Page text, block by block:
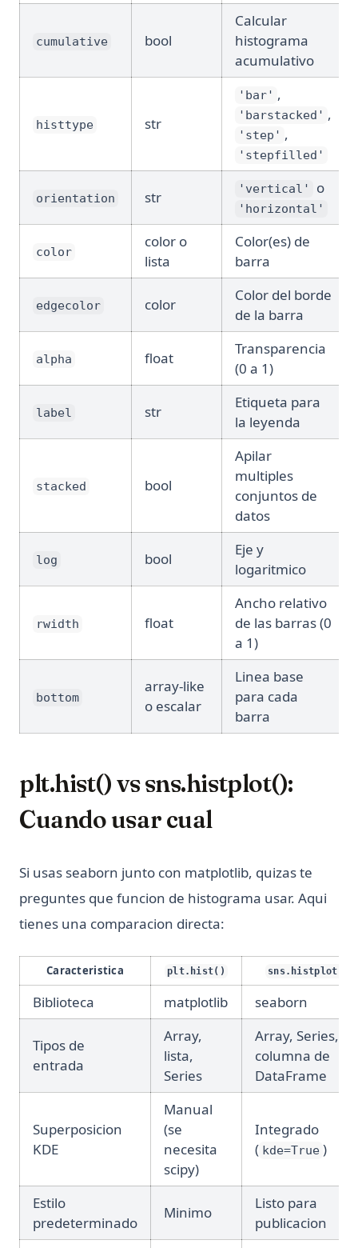
cumulative bool
Calcular
histograma
acumulativo
histtype str
'bar' ,
'barstacked' ,
'step' ,
'stepfilled'
orientation str 'vertical' o
'horizontal'
color
color o
lista
Color(es) de
barra
edgecolor color
Color del borde
de la barra
alpha float
Transparencia
(0 a 1)
label str
Etiqueta para
la leyenda
stacked bool
Apilar
multiples
conjuntos de
datos
log bool
Eje y
logaritmico
rwidth float
Ancho relativo
de las barras (0
a 1)
bottom
array-like
o escalar
Linea base
para cada
barra
plt.hist() vs sns.histplot():
Cuando usar cual
Si usas seaborn junto con matplotlib, quizas te
preguntes que funcion de histograma usar. Aqui
tienes una comparacion directa:
Caracteristica plt.hist() sns.histplot()
Biblioteca matplotlib seaborn
Tipos de
entrada
Array,
lista,
Series
Array, Series,
columna de
DataFrame
Superposicion
KDE
Manual
(se
necesita
scipy)
Integrado
( kde=True )
Estilo
predeterminado
Minimo
Listo para
publicacion